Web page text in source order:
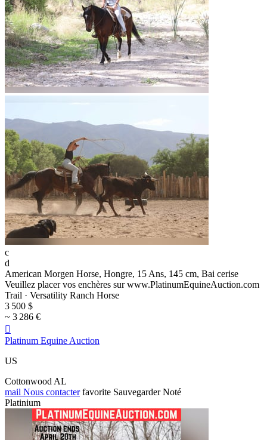
c
d
American Morgen Horse, Hongre, 15 Ans, 145 cm, Bai cerise
Veuillez placer vos enchères sur www.PlatinumEquineAuction.com
Trail · Versatility Ranch Horse
3 500 $
~ 3 286 €

Platinum Equine Auction
US
Cottonwood AL
mail Nous contacter favorite Sauvegarder Noté
Platinium